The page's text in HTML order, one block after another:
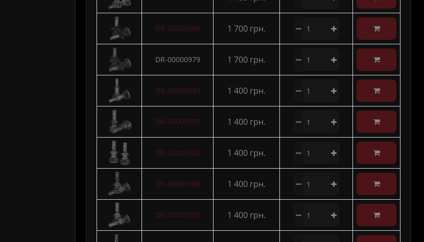
DR-00000988 1 700 грн.
DR-00000979 1 700 грн.
DR-00000993 1 400 грн.
DR-00000997 1 400 грн.
DR-00000982 1 400 грн.
DR-00001000 1 400 грн.
DR-00000999 1 400 грн.